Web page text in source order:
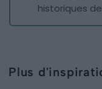
historiques
Plus